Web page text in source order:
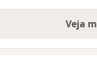
Veja